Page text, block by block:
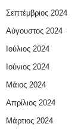
Σεπτέμβριος 2024
Αύγουστος 2024
Ιούλιος 2024
Ιούνιος 2024
Μάιος 2024
Απρίλιος 2024
Μάρτιος 2024